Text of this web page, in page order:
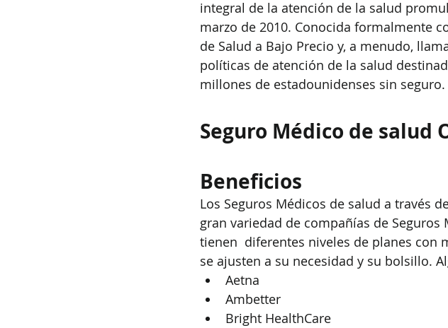
integral de la atención de la salud
marzo de 2010. Conocida formalmente
de Salud a Bajo Precio y, a menudo,
políticas de atención de la salud
millones de estadounidenses sin seguro.
Seguro Médico de salud
Beneficios
Los Seguros Médicos de salud a través
gran variedad de compañías de
tienen  diferentes niveles de planes con
se ajusten a su necesidad y su bolsillo.
Aetna
Ambetter
Bright HealthCare